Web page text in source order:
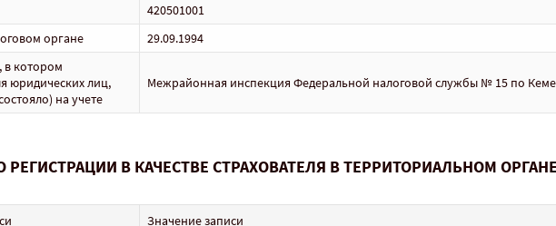
420501001
органе
29.09.1994
в котором
юридических лиц,
на учете
Межрайонная инспекция Федеральной налоговой службы № 15 по
РЕГИСТРАЦИИ В КАЧЕСТВЕ СТРАХОВАТЕЛЯ В ТЕРРИТОРИАЛЬНОМ
Значение записи